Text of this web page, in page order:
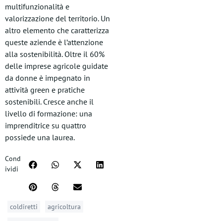
multifunzionalità e
valorizzazione del territorio. Un
altro elemento che caratterizza
queste aziende è l’attenzione
alla sostenibilità. Oltre il 60%
delle imprese agricole guidate
da donne è impegnato in
attività green e pratiche
sostenibili. Cresce anche il
livello di formazione: una
imprenditrice su quattro
possiede una laurea.
Cond
ividi
coldiretti
agricoltura